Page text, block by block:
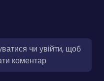
чи увійти, щоб
коментар